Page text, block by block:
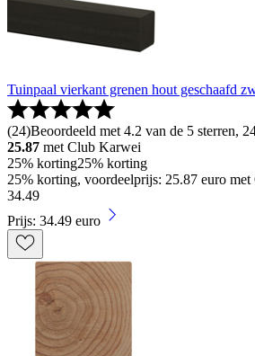
Tuinpaal vierkant grenen hout geschaafd
(24)Beoordeeld met 4.2 van de 5 sterren,
25.87 met Club Karwei
25% korting25% korting
25% korting, voordeelprijs: 25.87 euro
34.49
Prijs: 34.49 euro